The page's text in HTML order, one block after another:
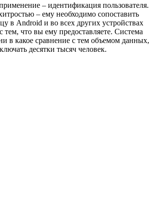
– идентификация пользователя.
– ему необходимо сопоставить
в Android и во всех других устройствах
что вы ему предоставляете. Система
в какое сравнение с тем объемом данных,
десятки тысяч человек.